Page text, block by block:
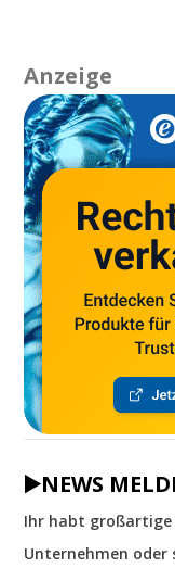
Anzeige
▶️NEWS
Ihr habt großartige
Unternehmen